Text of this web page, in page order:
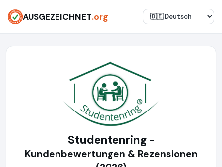
AUSGEZEICHNET.org
Studentenring -
Kundenbewertungen & Rezensionen